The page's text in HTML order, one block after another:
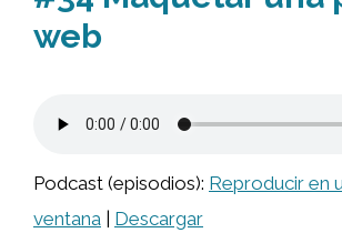
web
Podcast (episodios): Reproducir en
ventana
Descargar